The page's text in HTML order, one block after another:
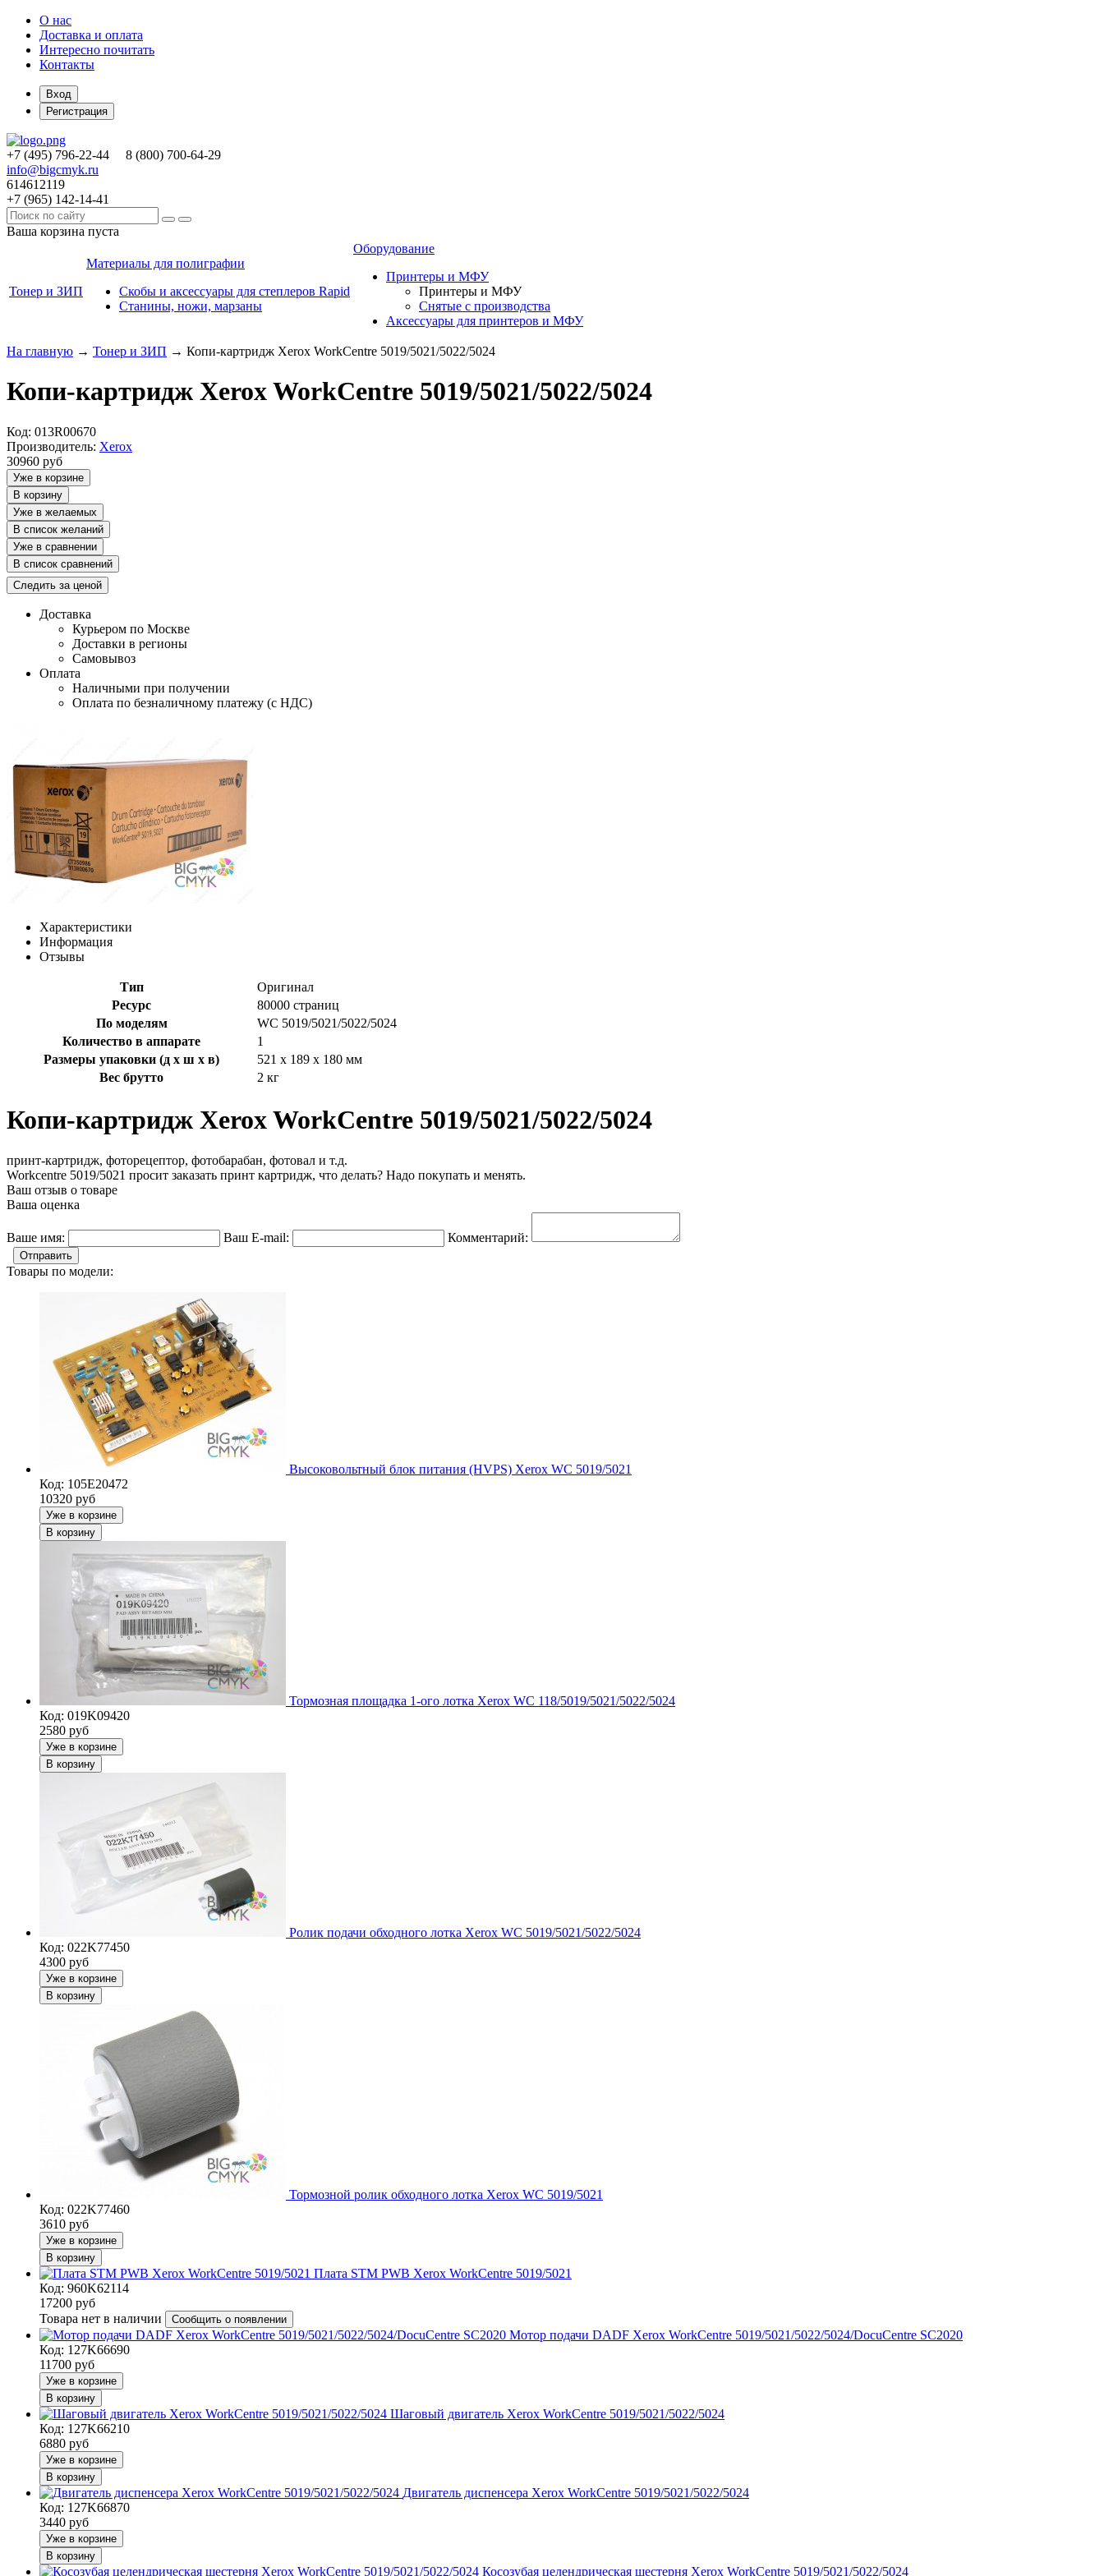
О нас
Доставка и оплата
Интересно почитать
Контакты
Вход
Регистрация
+7 (495) 796-22-44 8 (800) 700-64-29
info@bigcmyk.ru
614612119
+7 (965) 142-14-41
Ваша корзина пуста
Тонер и ЗИП
Материалы для полиграфии
Скобы и аксессуары для степлеров Rapid
Станины, ножи, марзаны
Оборудование
Принтеры и МФУ
Принтеры и МФУ
Снятые с производства
Аксессуары для принтеров и МФУ
На главную → Тонер и ЗИП → Копи-картридж Xerox WorkCentre 5019/5021/5022/5024
Копи-картридж Xerox WorkCentre 5019/5021/5022/5024
Код: 013R00670
Производитель: Xerox
30960 руб
Уже в корзине
В корзину
Уже в желаемых
В список желаний
Уже в сравнении
В список сравнений
Следить за ценой
Доставка
Курьером по Москве
Доставки в регионы
Самовывоз
Оплата
Наличными при получении
Оплата по безналичному платежу (с НДС)
Характеристики
Информация
Отзывы
Тип
Оригинал
Ресурс
80000 страниц
По моделям
WC 5019/5021/5022/5024
Количество в аппарате
1
Размеры упаковки (д х ш х в)
521 x 189 x 180 мм
Вес брутто
2 кг
Копи-картридж Xerox WorkCentre 5019/5021/5022/5024
принт-картридж, фоторецептор, фотобарабан, фотовал и т.д.
Workcentre 5019/5021 просит заказать принт картридж, что делать? Надо покупать и менять.
Ваш отзыв о товаре
Ваша оценка
Ваше имя: Ваш E-mail: Комментарий:
Отправить
Товары по модели:
Высоковольтный блок питания (HVPS) Xerox WC 5019/5021
Код: 105E20472
10320 руб
Уже в корзине
В корзину
Тормозная площадка 1-ого лотка Xerox WC 118/5019/5021/5022/5024
Код: 019K09420
2580 руб
Уже в корзине
В корзину
Ролик подачи обходного лотка Xerox WC 5019/5021/5022/5024
Код: 022K77450
4300 руб
Уже в корзине
В корзину
Тормозной ролик обходного лотка Xerox WC 5019/5021
Код: 022K77460
3610 руб
Уже в корзине
В корзину
Плата STM PWB Xerox WorkCentre 5019/5021
Код: 960K62114
17200 руб
Товара нет в наличии
Сообщить о появлении
Мотор подачи DADF Xerox WorkCentre 5019/5021/5022/5024/DocuCentre SC2020
Код: 127K66690
11700 руб
Уже в корзине
В корзину
Шаговый двигатель Xerox WorkCentre 5019/5021/5022/5024
Код: 127K66210
6880 руб
Уже в корзине
В корзину
Двигатель диспенсера Xerox WorkCentre 5019/5021/5022/5024
Код: 127K66870
3440 руб
Уже в корзине
В корзину
Косозубая целендрическая шестерня Xerox WorkCentre 5019/5021/5022/5024